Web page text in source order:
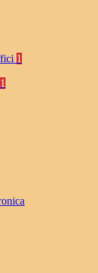
1
1